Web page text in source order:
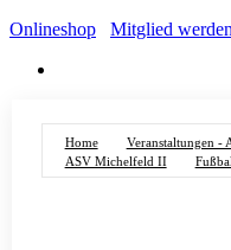
Onlineshop
Mitglied
Home
Veranstaltungen -
ASV Michelfeld II